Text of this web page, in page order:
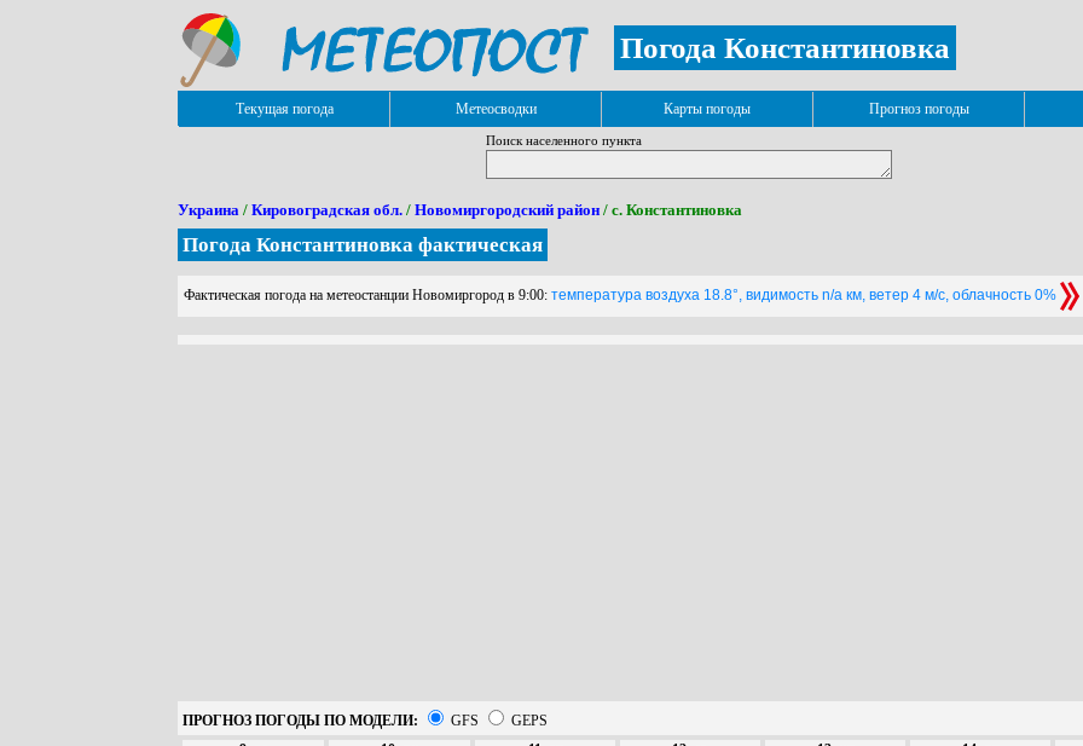
Погода Константиновка
Текущая погода Метеосводки Карты погоды Прогноз погоды
Поиск населенного пункта
Украина / Кировоградская обл. / Новомиргородский район / с. Константиновка
Погода Константиновка фактическая
Фактическая погода на метеостанции Новомиргород в 9:00: температура воздуха 18.8°, видимость n/a км, ветер 4 м/с, облачность 0%
ПРОГНОЗ ПОГОДЫ ПО МОДЕЛИ: GFS
GEPS